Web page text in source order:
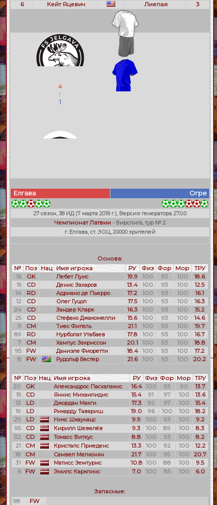
6
Кейт Яцевич Лиепая 3
4
:
1
Елгава Огре
27 сезон, 38 ИД (7 марта 2019 г.), Версия генератора 27.0.0
Чемпионат Латвии- Вирслига, тур № 2
г. Елгава, ст. ЗОЦ, 20000 зрителей
Основа:
№ Поз Нац Имя игрока РУ Физ Фор Мор
ТРУ
16
GK Лебет Луис 19.9 100 93 100
18.6
15
CD Денис Захаров 13.4 100 93 100
12.5
14
RD Адриано де Пьерро 17.2 100 93 100
16.1
12
CD Олег Гуцол 17.5 100 93 100
16.3
24
CD Зандер Кларк 16.3 100 93 100
15.2
25
CD Стефано Джакомелли 15.6 100 93 100
14.6
9
CM Тиес Фигель 21.1 100 93 100
19.7
89
RD Нурболат Утабаев 17.8 100 93 100
16.7
7
CM Хампус Закриссон 20.1 100 93 100
18.8
95
FW Даниэле Фиоретти 18.4 100 93 100
17.2
8
FW Рудольф Бестер 21.6 100 93 100 20.2
№ Поз Нац Имя игрока РУ Физ Фор Мор ТРУ
20
GK Александрос Пасхалакис 16.4 100 93 90
13.7
15
CD Яннис Михаилидис 15.4 91 97 100
13.6
13
LD Джордан Макги 17.3 92 97 100
15.4
19
LD Рикарду Тавариш 19.0 96 100 100
18.2
29
LD Никс Шкаунацс 9.9 100 93 100
9.2
95
CD Кирилл Шевелёв 9.3 100 89 100
8.3
32
CD Томасс Виткус 8.8 100 93 100
8.2
21
CM Кристапс Приеденс 13.3 100 92 100
12.2
18
CM Самвел Мелконян 21.7 100 95 100
20.7
31
FW Матисс Земтурис 10.8 100 88 100
9.5
6
FW Эмилс Карклинс 7.0 100 85 100 6.0
Запасные:
98
FW